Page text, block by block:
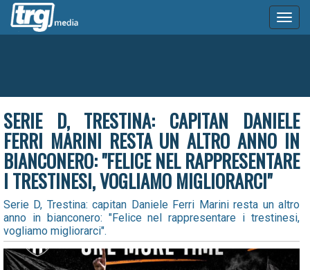
SERIE D, TRESTINA: CAPITAN DANIELE
FERRI MARINI RESTA UN ALTRO ANNO IN
BIANCONERO: "FELICE NEL RAPPRESENTARE
I TRESTINESI, VOGLIAMO MIGLIORARCI"
Serie D, Trestina: capitan Daniele Ferri Marini resta un altro
anno in bianconero: "Felice nel rappresentare i trestinesi,
vogliamo migliorarci".